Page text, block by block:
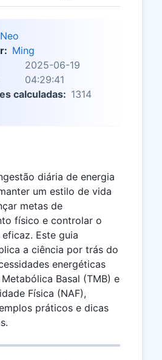
Neo
Ming
2025-06-19
04:29:41
calculadas: 1314
diária de energia
um estilo de vida
metas de
físico e controlar o
Este guia
a ciência por trás do
energéticas
Basal (TMB) e
Física (NAF),
práticos e dicas